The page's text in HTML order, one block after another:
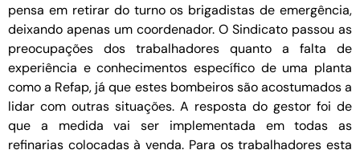
pensa em retirar do turno os brigadistas de emergência,
deixando apenas um coordenador. O Sindicato passou as
preocupações dos trabalhadores quanto a falta de
experiência e conhecimentos específico de uma planta
como a Refap, já que estes bombeiros são acostumados a
lidar com outras situações. A resposta do gestor foi de
que a medida vai ser implementada em todas as
refinarias colocadas à venda. Para os trabalhadores esta